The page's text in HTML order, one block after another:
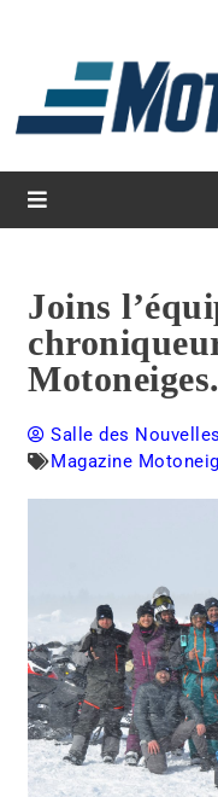
Magazine
Joins
Salle des Nouvelles
Magazine